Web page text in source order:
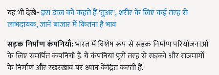
यह भी देखें-इस दाल को कहते हैं 'तुअर', शरीर के लिए कई तरह से
लाभदायक, जानें बाजार में कितना है भाव
सड़क निर्माण कंपनियाँ:भारत में विशेष रूप से सड़क निर्माण परियोजनाओं
के लिए समर्पित कंपनियाँ हैं. ये कंपनियां पूरी तरह से सड़कों और राजमार्गों
के निर्माण और रखरखाव पर ध्यान केंद्रित करती हैं.